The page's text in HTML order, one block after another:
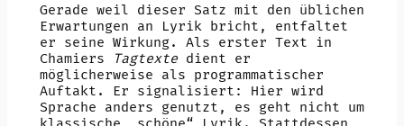
Gerade weil dieser Satz mit den üblichen
Erwartungen an Lyrik bricht, entfaltet
er seine Wirkung. Als erster Text in
Chamiers
Tagtextedient er
möglicherweise als programmatischer
Auftakt. Er signalisiert: Hier wird
Sprache anders genutzt, es geht nicht um